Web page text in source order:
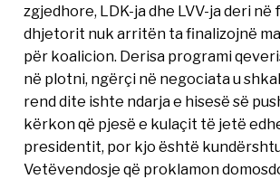
zgjedhore, LDK-ja dhe LVV-ja deri në
dhjetorit nuk arritën ta finalizojnë
për koalicion. Derisa programi
në plotni, ngërçi në negociata u
rend dite ishte ndarja e hisesë së
kërkon që pjesë e kulaçit të jetë
presidentit, por kjo është
Vetëvendosje që proklamon